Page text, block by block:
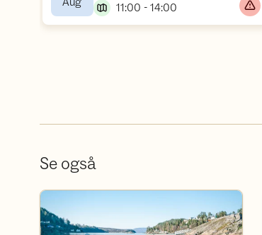
11:00 - 14:00,
Se også
Se aktivitetskalender